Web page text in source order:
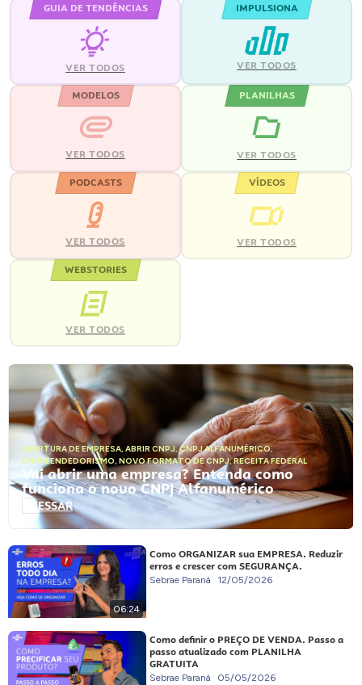
GUIA DE TENDÊNCIAS
VER TODOS
IMPULSIONA
VER TODOS
MODELOS
VER TODOS
PLANILHAS
VER TODOS
PODCASTS
VER TODOS
VÍDEOS
VER TODOS
WEBSTORIES
VER TODOS
ABERTURA DE EMPRESA, ABRIR CNPJ,CNPJ ALFANUMÉRICO,
EMPREENDEDORISMO, NOVO FORMATO DE CNPJ,RECEITA FEDERAL
Vai abrir uma empresa? Entenda como
funciona o novo CNPJ Alfanumérico
ACESSAR
06:24
Como ORGANIZAR sua EMPRESA. Reduzir
erros e crescer com SEGURANÇA.
Sebrae Paraná 12/05/2026
Como definir o PREÇO DE VENDA. Passo a
passo atualizado com PLANILHA
GRATUITA
Sebrae Paraná 05/05/2026